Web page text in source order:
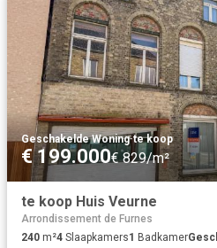
Geschakelde Woning·te koop
€ 199.000€ 829/m²
te koop Huis Veurne
Arrondissement de Furnes
240 m²4 Slaapkamers1 Badkamer